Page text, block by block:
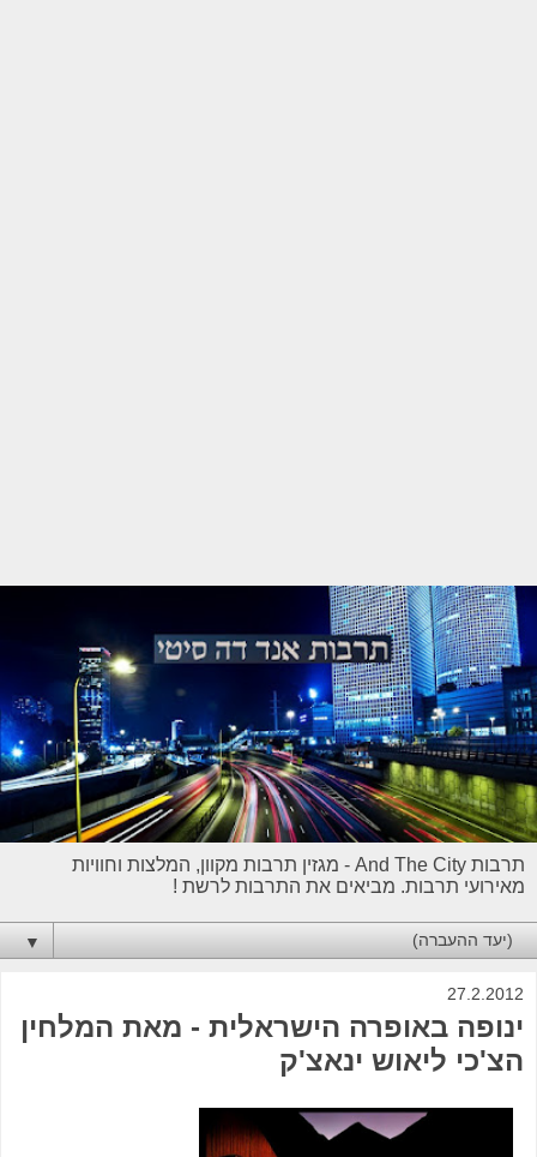
תרבות And The City - מגזין תרבות מקוון, המלצות וחוויות
מאירועי תרבות. מביאים את התרבות לרשת !
▼
27.2.2012
ינופה באופרה הישראלית - מאת המלחין
הצ'כי ליאוש ינאצ'ק